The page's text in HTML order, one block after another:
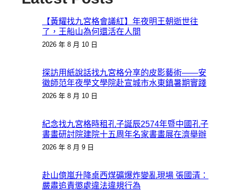
【黃耀找九宮格會議紅】年夜明王朝逝世往
了，王船山為何還活在人間
2026 年 8 月 10 日
探訪用紙說話找九宮格分享的皮影藝術——安
徽師范年夜學文學院赴宣城市水東鎮暑期實踐
2026 年 8 月 10 日
紀念找九宮格時租孔子誕辰2574年暨中國孔子
書畫研討院建院十五周年名家書畫展在濟舉辦
2026 年 8 月 9 日
赴山億嵐升降桌西煤礦爆炸變亂現場 張國清：
嚴肅追責懲處違法違規行為